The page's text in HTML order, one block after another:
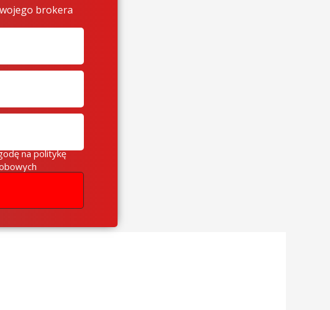
brokera
na politykę